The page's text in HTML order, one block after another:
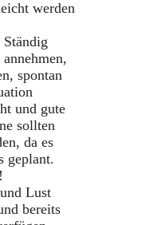
werden
spontan
und gute
sollten
da es
geplant.
Lust
bereits